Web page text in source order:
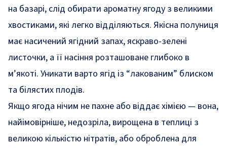
на базарі, слід обирати ароматну ягоду з великими
хвостиками, які легко відділяються. Якісна полуниця
має насичений ягідний запах, яскраво-зелені
листочки, а її насіння розташоване глибоко в
м’якоті. Уникати варто ягід із “лакованим” блиском
та білястих плодів.
Якщо ягода нічим не пахне або віддає хімією — вона,
найімовірніше, недозріла, вирощена в теплиці з
великою кількістю нітратів, або оброблена для